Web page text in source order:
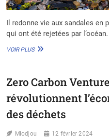
Il redonne vie aux sandales
qui ont été rejetées par
VOIR PLUSÉCOLOGIE
ENGAGÉES
KOUAMÉ
AVEC
DES
RECYCLÉES
Zero Carbon
révolutionnent
des déchets
Miodjou 12 février 2024